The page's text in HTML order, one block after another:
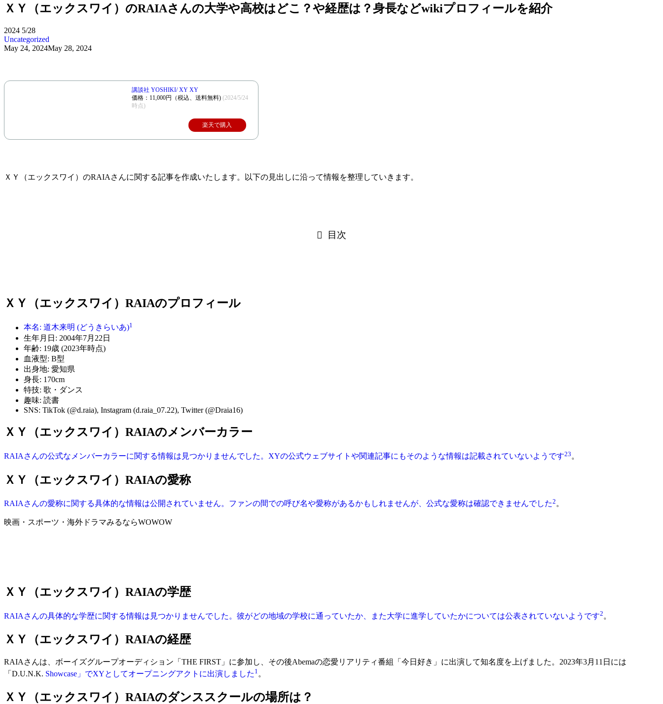
ＸＹ（エックスワイ）のRAIAさんの大学や高校はどこ？や経歴は？身長などwikiプロフィールを紹介
2024 5/28
Uncategorized
May 24, 2024May 28, 2024
講談社 YOSHIKI/ XY XY
価格：11,000円（税込、送料無料) (2024/5/24
時点)
楽天で購入
ＸＹ（エックスワイ）のRAIAさんに関する記事を作成いたします。以下の見出しに沿って情報を整理していきます。
目次
ＸＹ（エックスワイ）RAIAのプロフィール
本名: 道木来明 (どうきらいあ)1
生年月日: 2004年7月22日
年齢: 19歳 (2023年時点)
血液型: B型
出身地: 愛知県
身長: 170cm
特技: 歌・ダンス
趣味: 読書
SNS: TikTok (@d.raia), Instagram (d.raia_07.22), Twitter (@Draia16)
ＸＹ（エックスワイ）RAIAのメンバーカラー
RAIAさんの公式なメンバーカラーに関する情報は見つかりませんでした。XYの公式ウェブサイトや関連記事にもそのような情報は記載されていないようです23。
ＸＹ（エックスワイ）RAIAの愛称
RAIAさんの愛称に関する具体的な情報は公開されていません。ファンの間での呼び名や愛称があるかもしれませんが、公式な愛称は確認できませんでした2。
映画・スポーツ・海外ドラマみるならWOWOW
ＸＹ（エックスワイ）RAIAの学歴
RAIAさんの具体的な学歴に関する情報は見つかりませんでした。彼がどの地域の学校に通っていたか、また大学に進学していたかについては公表されていないようです2 。
ＸＹ（エックスワイ）RAIAの経歴
RAIAさんは、ボーイズグループオーディション「THE FIRST」に参加し、その後Abemaの恋愛リアリティ番組「今日好き」に出演して知名度を上げました。2023年3月11日には
「D.U.N.K. Showcase」でXYとしてオープニングアクトに出演しました 1 。
ＸＹ（エックスワイ）RAIAのダンススクールの場所は？